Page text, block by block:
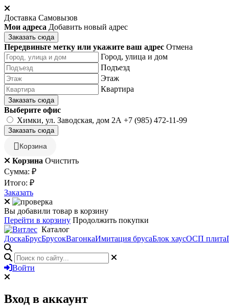
Доставка Самовызов
Мои адреса Добавить новый адрес
Заказать сюда
Передвиньте метку или укажите ваш адрес Отмена
Город, улица и дом
Подъезд
Этаж
Квартира
Заказать сюда
Выберите офис
Химки, ул. Заводская, дом 2А +7 (985) 472-11-99
Заказать сюда
Корзина
Корзина Очистить
Сумма: ₽
Итого: ₽
Заказать
Вы добавили товар в корзину
Перейти в корзину Продолжить покупки
Каталог
ДоскаБрусБрусокВагонкаИмитация брусаБлок хаусОСП плита
Войти
Вход в аккаунт